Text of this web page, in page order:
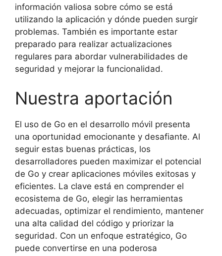
información valiosa sobre cómo se está
utilizando la aplicación y dónde pueden surgir
problemas. También es importante estar
preparado para realizar actualizaciones
regulares para abordar vulnerabilidades de
seguridad y mejorar la funcionalidad.
Nuestra aportación
El uso de Go en el desarrollo móvil presenta
una oportunidad emocionante y desafiante. Al
seguir estas buenas prácticas, los
desarrolladores pueden maximizar el potencial
de Go y crear aplicaciones móviles exitosas y
eficientes. La clave está en comprender el
ecosistema de Go, elegir las herramientas
adecuadas, optimizar el rendimiento, mantener
una alta calidad del código y priorizar la
seguridad. Con un enfoque estratégico, Go
puede convertirse en una poderosa